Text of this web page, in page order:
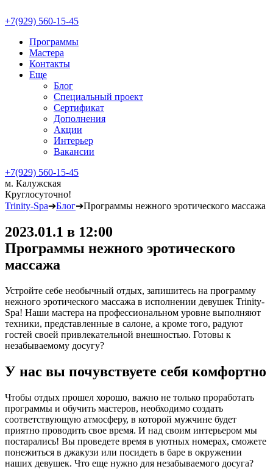
+7(929) 560-15-45
Программы
Мастера
Контакты
Еще
Блог
Специальный проект
Сертификат
Дополнения
Акции
Интерьер
Вакансии
+7(929) 560-15-45
м. Калужская
Круглосуточно!
Trinity-Spa➔Блог➔Программы нежного эротического массажа
2023.01.1 в 12:00
Программы нежного эротического
массажа
Устройте себе необычный отдых, запишитесь на программу
нежного эротического массажа в исполнении девушек Trinity-
Spa! Наши мастера на профессиональном уровне выполняют
техники, представленные в салоне, а кроме того, радуют
гостей своей привлекательной внешностью. Готовы к
незабываемому досугу?
У нас вы почувствуете себя комфортно
Чтобы отдых прошел хорошо, важно не только проработать
программы и обучить мастеров, необходимо создать
соответствующую атмосферу, в которой мужчине будет
приятно проводить свое время. И над своим интерьером мы
постарались! Вы проведете время в уютных номерах, сможете
понежиться в джакузи или посидеть в баре в окружении
наших девушек. Что еще нужно для незабываемого досуга?